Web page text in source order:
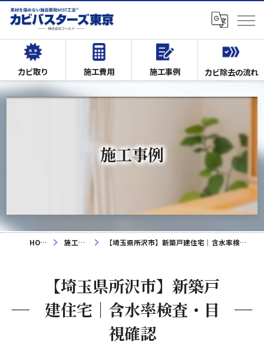
カビ取り 施工費用 施工事例 カビ除去の流れ
施工事例
HOME 施工事例 【埼玉県所沢市】新築戸建住宅｜含水率検査・目視確認
【埼玉県所沢市】新築戸
建住宅｜含水率検査・目
視確認